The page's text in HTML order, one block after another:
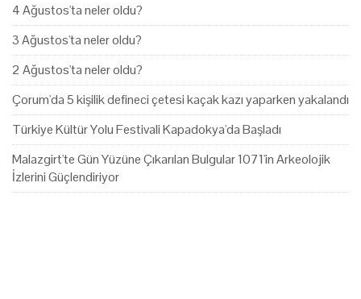
4 Ağustos'ta neler oldu?
3 Ağustos'ta neler oldu?
2 Ağustos'ta neler oldu?
Çorum'da 5 kişilik defineci çetesi kaçak kazı yaparken yakalandı
Türkiye Kültür Yolu Festivali Kapadokya'da Başladı
Malazgirt'te Gün Yüzüne Çıkarılan Bulgular 1071'in Arkeolojik
İzlerini Güçlendiriyor